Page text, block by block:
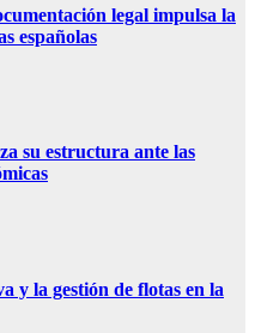
legal impulsa la
españolas
su estructura ante las
y la gestión de flotas en la